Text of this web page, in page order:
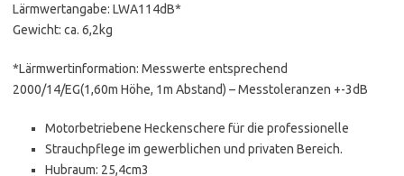
Lärmwertangabe: LWA114dB*
Gewicht: ca. 6,2kg
*Lärmwertinformation: Messwerte entsprechend
2000/14/EG(1,60m Höhe, 1m Abstand) – Messtoleranzen +-3dB
Motorbetriebene Heckenschere für die professionelle
Strauchpflege im gewerblichen und privaten Bereich.
Hubraum: 25,4cm3